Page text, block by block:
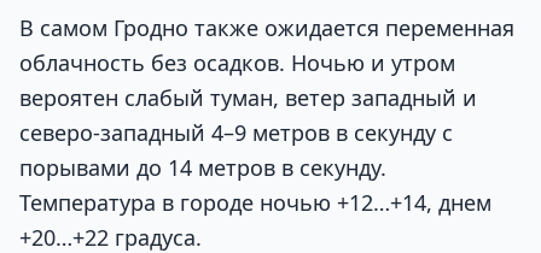
В самом Гродно также ожидается переменная
облачность без осадков. Ночью и утром
вероятен слабый туман, ветер западный и
северо-западный 4–9 метров в секунду с
порывами до 14 метров в секунду.
Температура в городе ночью +12…+14, днем
+20…+22 градуса.